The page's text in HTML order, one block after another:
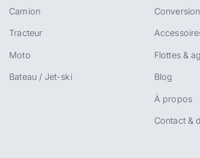
Camion
Tracteur
Moto
Bateau / Jet-ski
Flottes &
Blog
À propos
Contact &